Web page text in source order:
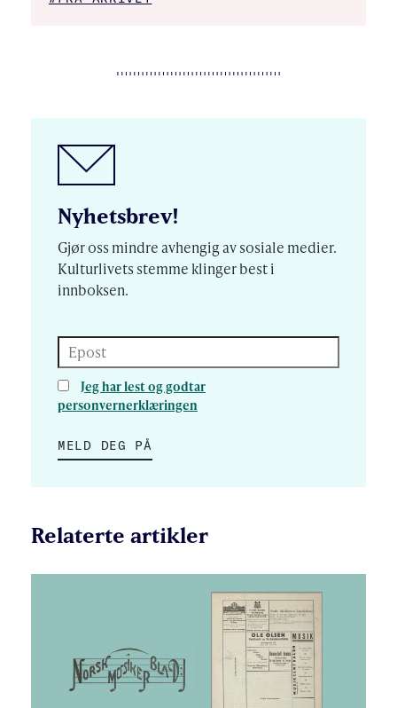
Nyhetsbrev!
Gjør oss mindre avhengig av sosiale medier.
Kulturlivets stemme klinger best i
innboksen.
Epost
Jeg har lest og godtar
personvernerklæringen
MELD DEG PÅ
Relaterte artikler